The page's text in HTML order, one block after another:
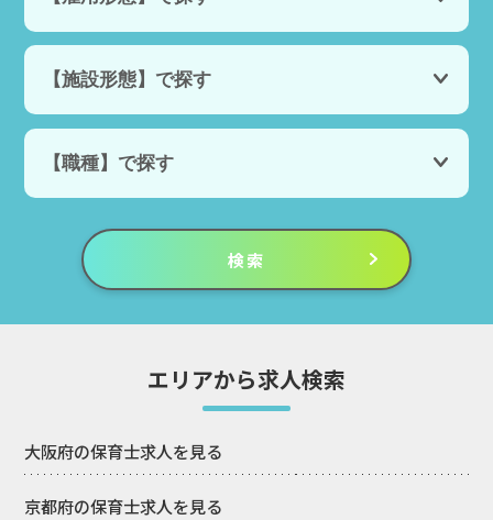
エリアから求人検索
大阪府の保育士求人を見る
京都府の保育士求人を見る